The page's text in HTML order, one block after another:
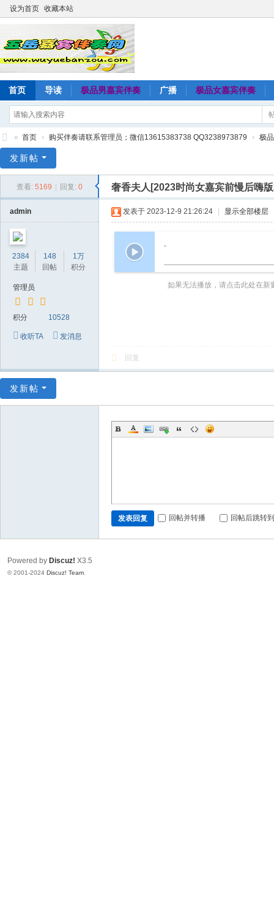
设为首页 收藏本站
首页 导读 极品男嘉宾伴奏 广播 极品女嘉宾伴奏
岳
伴
下
» 首页 › 购买伴奏请联系管理员；微信13615383738 QQ3238973879 › 极
发新帖
查看: 5169 回复: 0 奢香夫人[2023时尚女嘉宾前慢后嗨
admin
2384
主题
148
回帖
1万
积分
管理员
积分 10528
收听TA 发消息
发表于 2023-12-9 21:26:24 显示全部楼层
-
如果无法播放，请点击此处在新
回复
发新帖
发表回复 回帖并转播 回帖后跳转
Powered by Discuz! X3.5
© 2001-2024 Discuz! Team